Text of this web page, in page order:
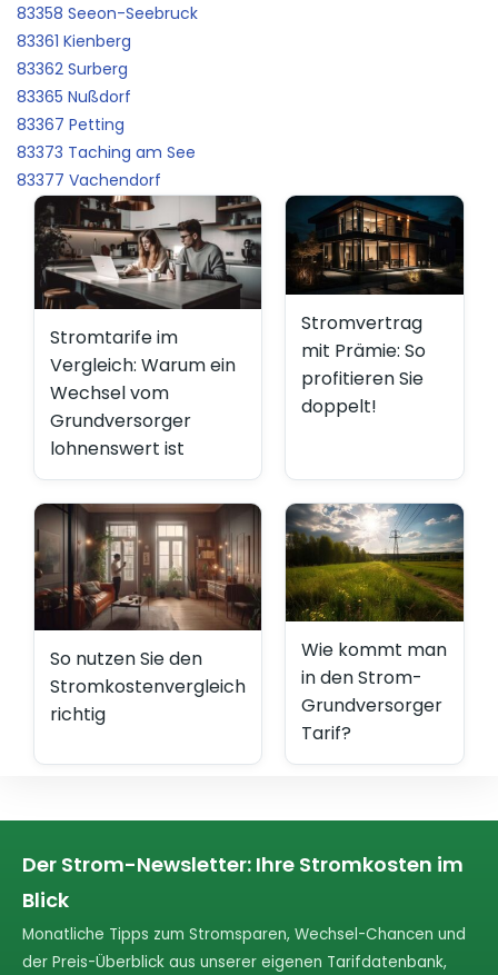
83358 Seeon-Seebruck
83361 Kienberg
83362 Surberg
83365 Nußdorf
83367 Petting
83373 Taching am See
83377 Vachendorf
Stromtarife im
Vergleich: Warum ein
Wechsel vom
Grundversorger
lohnenswert ist
Stromvertrag
mit Prämie: So
profitieren Sie
doppelt!
So nutzen Sie den
Stromkostenvergleich
richtig
Wie kommt man
in den Strom-
Grundversorger
Tarif?
Der Strom-Newsletter: Ihre Stromkosten im
Blick
Monatliche Tipps zum Stromsparen, Wechsel-Chancen und
der Preis-Überblick aus unserer eigenen Tarifdatenbank,